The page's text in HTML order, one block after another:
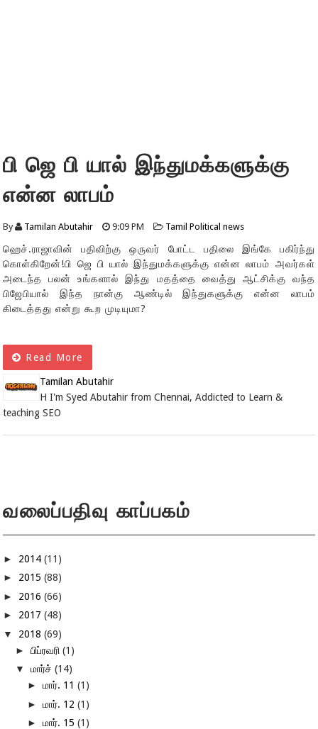
பி ஜெ பி யால் இந்துமக்களுக்கு
என்ன லாபம்
By Tamilan Abutahir 9:09 PM Tamil Political news
ஹெச்.ராஜாவின் பதிவிற்கு ஒருவர் போட்ட பதிலை இங்கே பகிர்ந்து
கொள்கிறேன்!பி ஜெ பி யால் இந்துமக்களுக்கு என்ன லாபம் அவர்கள்
அடைந்த பலன் உங்களால் இந்து மதத்தை வைத்து ஆட்சிக்கு வந்த
பிஜேபியால் இந்த நான்கு ஆண்டில் இந்துகளுக்கு என்ன லாபம்
கிடைத்தது என்று கூற முடியுமா?
Read More
Tamilan Abutahir
H I'm Syed Abutahir from Chennai, Addicted to Learn &
teaching SEO
வலைப்பதிவு காப்பகம்
► 2014(11)
► 2015(88)
► 2016(66)
► 2017(48)
▼ 2018(69)
►பிப்ரவரி(1)
▼மார்ச்(14)
►மார். 11(1)
►மார். 12(1)
►மார். 15(1)